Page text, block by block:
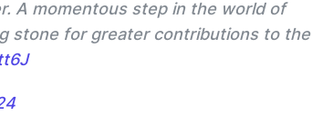
A momentous step in the world of
stone for greater contributions to the